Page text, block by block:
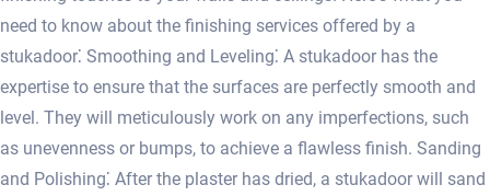
need to know about the finishing services offered by a
stukadoor⁚ Smoothing and Leveling⁚ A stukadoor has the
expertise to ensure that the surfaces are perfectly smooth and
level. They will meticulously work on any imperfections, such
as unevenness or bumps, to achieve a flawless finish. Sanding
and Polishing⁚ After the plaster has dried, a stukadoor will sand